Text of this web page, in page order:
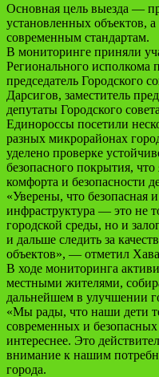
Основная цель выезда —
установленных объектов,
современным стандартам.
В мониторинге приняли
Регионального исполкома
председатель Городского
Дарсигов, заместитель
депутаты Городского
Единороссы посетили
разных микрорайонах
уделено проверке
безопасного покрытия,
комфорта и безопасности
«Уверены, что безопасная
инфраструктура — это не
городской среды, но и
и дальше следить за
объектов», — отметил
В ходе мониторинга
местными жителями,
дальнейшем в улучшении
«Мы рады, что наши дети
современных и
интереснее. Это
внимание к нашим
города.